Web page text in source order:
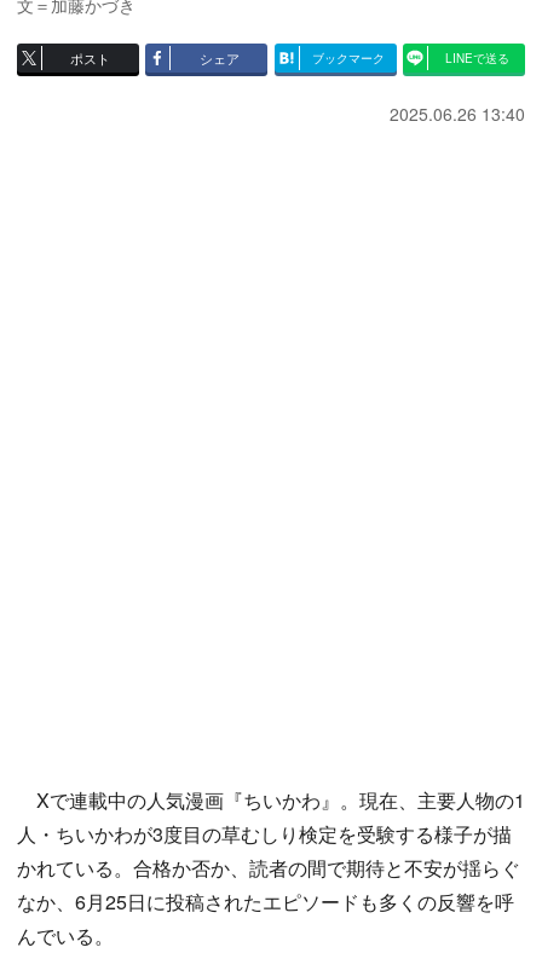
文＝加藤かづき
ポスト シェア ブックマーク LINEで送る
2025.06.26 13:40
Xで連載中の人気漫画『ちいかわ』。現在、主要人物の1
人・ちいかわが3度目の草むしり検定を受験する様子が描
かれている。合格か否か、読者の間で期待と不安が揺らぐ
なか、6月25日に投稿されたエピソードも多くの反響を呼
んでいる。